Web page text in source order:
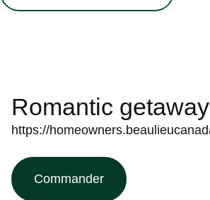
Romantic
https://
Commander